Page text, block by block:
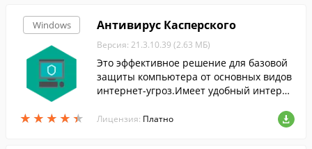
Windows
★ ★ ★ ★ ★
★ ★ ★ ★ ★
Антивирус Касперского
Версия: 21.3.10.39 (2.63 МБ)
Это эффективное решение для базовой
защиты компьютера от основных видов
интернет-угроз.Имеет удобный интерфе
телю настройки.
Лицензия: Платно